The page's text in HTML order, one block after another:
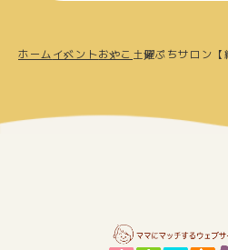
ホームイベントおやこ 土曜ぷちサロン【